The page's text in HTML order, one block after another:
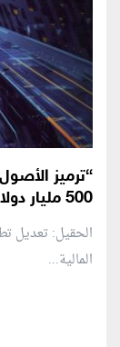
“ترميز
500 مليار دولار
الحقيل: تعديل
المالية...